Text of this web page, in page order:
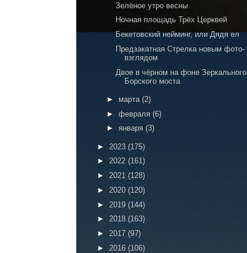
Зелёное утро весны
Ночная площадь Трёх Церквей
Бекетовский нейминг, или Дядя ел
Предзакатная Стрелка новым фото-
взглядом
Двое в чёрном на фоне Зеркального
Борского моста
► марта (2)
► февраля (6)
► января (3)
► 2023 (175)
► 2022 (161)
► 2021 (128)
► 2020 (120)
► 2019 (144)
► 2018 (163)
► 2017 (97)
► 2016 (106)